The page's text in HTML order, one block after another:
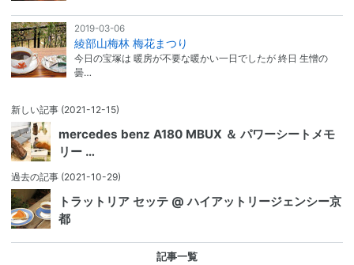
2019-03-06
綾部山梅林 梅花まつり
今日の宝塚は 暖房が不要な暖かい一日でしたが 終日 生憎の
曇…
新しい記事 (2021-12-15)
mercedes benz A180 MBUX ＆ パワーシートメモ
リー …
過去の記事 (2021-10-29)
トラットリア セッテ @ ハイアットリージェンシー京
都
記事一覧